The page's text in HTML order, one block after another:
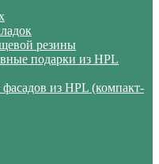
резины
подарки из HPL
из HPL (компакт-